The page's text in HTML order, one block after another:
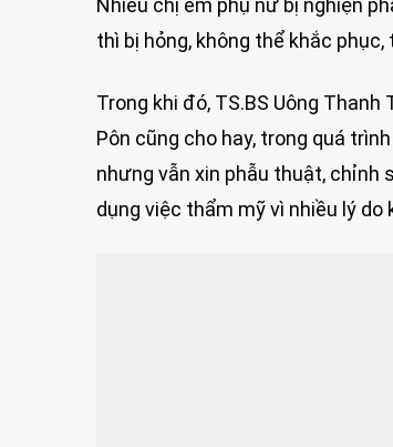
Nhiều chị em phụ nữ bị nghiện
thì bị hỏng, không thể khắc
Trong khi đó, TS.BS Uông
Pôn cũng cho hay, trong quá
nhưng vẫn xin phẫu thuật, chỉnh
dụng việc thẩm mỹ vì nhiều lý do